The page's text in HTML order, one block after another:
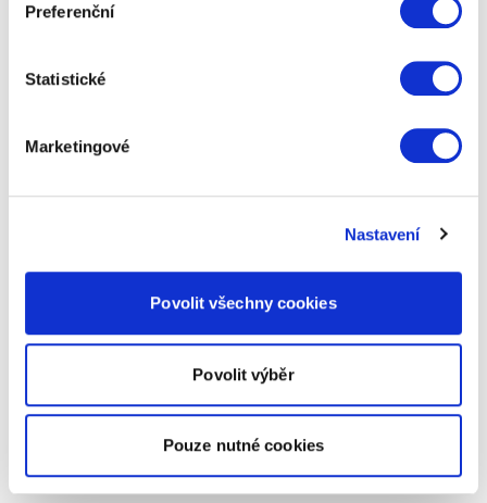
Preferenční
Statistické
Marketingové
Nastavení
Povolit všechny cookies
Povolit výběr
Pouze nutné cookies